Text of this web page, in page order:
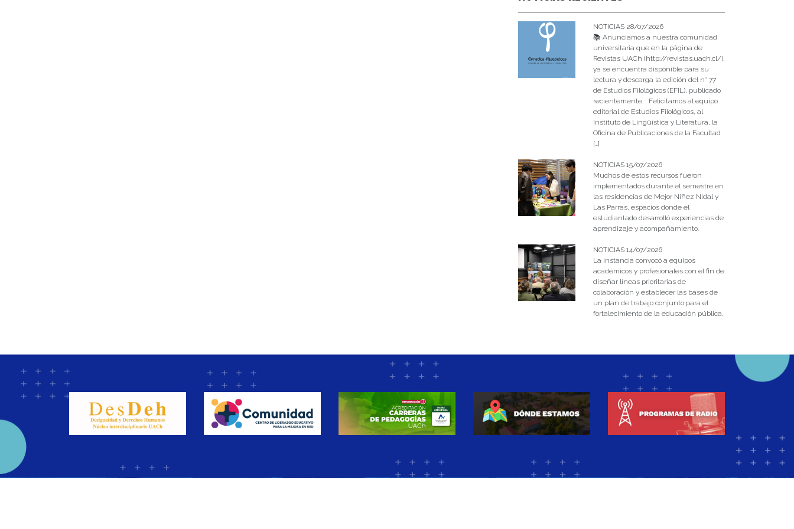
NOTICIAS 28/07/2026
📚 Anunciamos a nuestra comunidad
universitaria que en la página de
Revistas UACh (http://revistas.uach.cl/),
ya se encuentra disponible para su
lectura y descarga la edición del n° 77
de Estudios Filológicos (EFIL), publicado
recientemente. Felicitamos al equipo
editorial de Estudios Filológicos, al
Instituto de Lingüística y Literatura, la
Oficina de Publicaciones de la Facultad
[…]
NOTICIAS 15/07/2026
Muchos de estos recursos fueron
implementados durante el semestre en
las residencias de Mejor Niñez Nidal y
Las Parras, espacios donde el
estudiantado desarrolló experiencias de
aprendizaje y acompañamiento.
NOTICIAS 14/07/2026
La instancia convocó a equipos
académicos y profesionales con el fin de
diseñar líneas prioritarias de
colaboración y establecer las bases de
un plan de trabajo conjunto para el
fortalecimiento de la educación pública.